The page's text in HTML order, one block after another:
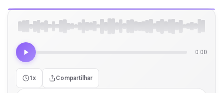
0:00
1x Compartilhar